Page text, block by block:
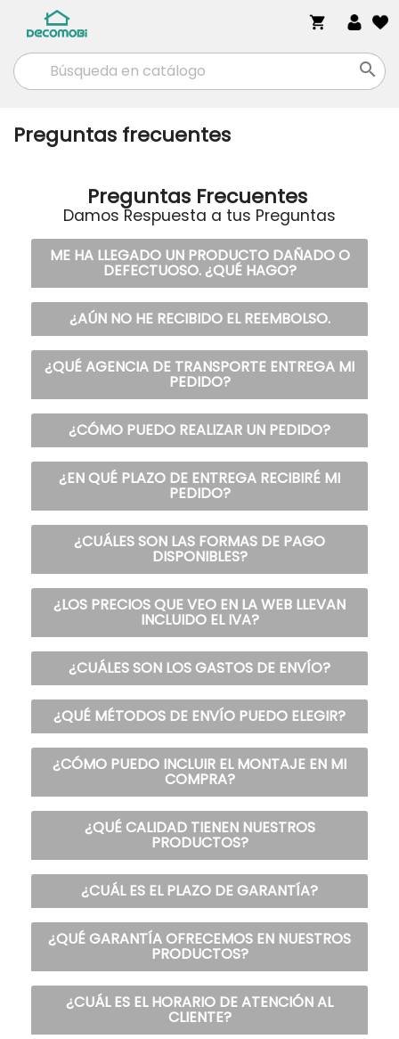
shopping_cart

Preguntas frecuentes
Preguntas Frecuentes
Damos Respuesta a tus Preguntas
ME HA LLEGADO UN PRODUCTO DAÑADO O
DEFECTUOSO. ¿QUÉ HAGO?
¿AÚN NO HE RECIBIDO EL REEMBOLSO.
¿QUÉ AGENCIA DE TRANSPORTE ENTREGA MI
PEDIDO?
¿CÓMO PUEDO REALIZAR UN PEDIDO?
¿EN QUÉ PLAZO DE ENTREGA RECIBIRÉ MI
PEDIDO?
¿CUÁLES SON LAS FORMAS DE PAGO
DISPONIBLES?
¿LOS PRECIOS QUE VEO EN LA WEB LLEVAN
INCLUIDO EL IVA?
¿CUÁLES SON LOS GASTOS DE ENVÍO?
¿QUÉ MÉTODOS DE ENVÍO PUEDO ELEGIR?
¿CÓMO PUEDO INCLUIR EL MONTAJE EN MI
COMPRA?
¿QUÉ CALIDAD TIENEN NUESTROS
PRODUCTOS?
¿CUÁL ES EL PLAZO DE GARANTÍA?
¿QUÉ GARANTÍA OFRECEMOS EN NUESTROS
PRODUCTOS?
¿CUÁL ES EL HORARIO DE ATENCIÓN AL
CLIENTE?